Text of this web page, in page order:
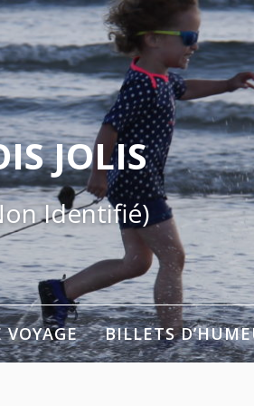
JOLIS
Identifié)
VOYAGE BILLETS